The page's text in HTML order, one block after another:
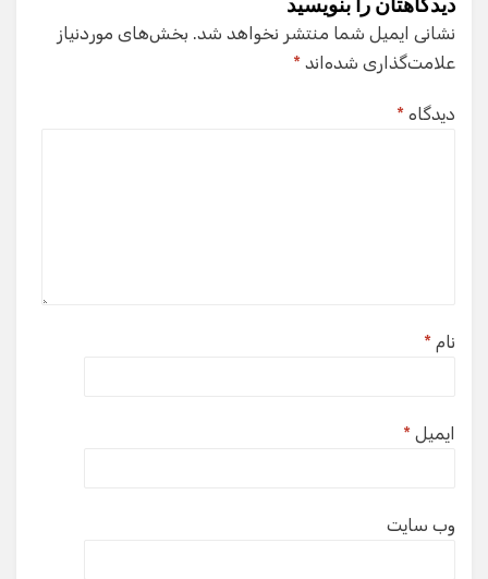
نشانی ایمیل شما منتشر نخواهد شد. بخش‌های موردنیاز
علامت‌گذاری شده‌اند *
دیدگاه *
نام *
ایمیل *
وب‌ سایت